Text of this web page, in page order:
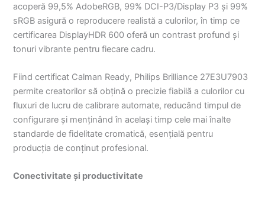
acoperă 99,5% AdobeRGB, 99% DCI-P3/Display P3 și 99%
sRGB asigură o reproducere realistă a culorilor, în timp ce
certificarea DisplayHDR 600 oferă un contrast profund și
tonuri vibrante pentru fiecare cadru.
Fiind certificat Calman Ready, Philips Brilliance 27E3U7903
permite creatorilor să obțină o precizie fiabilă a culorilor cu
fluxuri de lucru de calibrare automate, reducând timpul de
configurare și menținând în același timp cele mai înalte
standarde de fidelitate cromatică, esențială pentru
producția de conținut profesional.
Conectivitate și productivitate